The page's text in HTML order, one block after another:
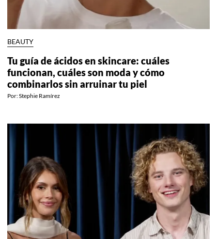
BEAUTY
Tu guía de ácidos en skincare: cuáles
funcionan, cuáles son moda y cómo
combinarlos sin arruinar tu piel
Por:Stephie Ramírez